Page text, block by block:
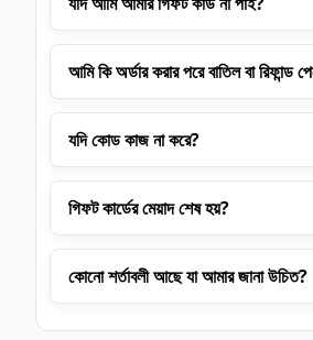
আমি কি অর্ডার করার পরে বাতিল বা রিফান্ড
যদি কোড কাজ না করে?
গিফট কার্ডের মেয়াদ শেষ হয়?
কোনো শর্তাবলী আছে যা আমার জানা উচিত?